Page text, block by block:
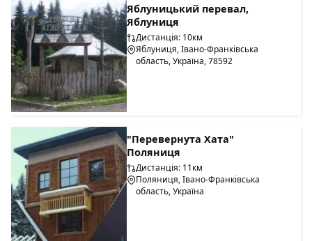
Яблуницький перевал,
Яблуниця
Дистанція: 10км
Яблуниця, Івано-Франківська
область, Україна, 78592
"Перевернута Хата"
Поляниця
Дистанція: 11км
Поляниця, Івано-Франківська
область, Україна